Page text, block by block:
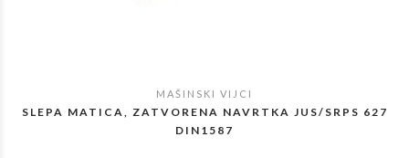
POGLEDAJ
MAŠINSKI VIJCI
SLEPA MATICA, ZATVORENA NAVRTKA JUS/SRPS 627
DIN1587